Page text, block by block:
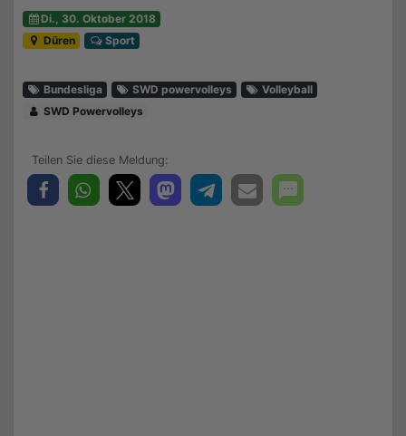
Di., 30. Oktober 2018
Düren
Sport
Bundesliga SWD powervolleys
Volleyball
SWD Powervolleys